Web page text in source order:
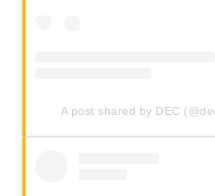
A post shared by DEC